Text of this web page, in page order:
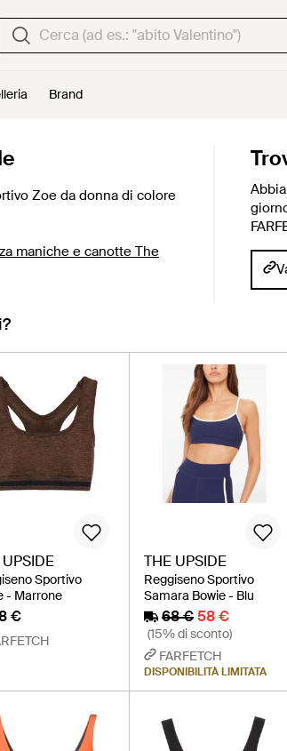
Brand
Zoe da donna di colore
maniche e canotte The
Sportivo
- Marrone
€
THE UPSIDE
Reggiseno Sportivo
Samara Bowie - Blu
68 € 58 €
(15% di sconto)
FARFETCH
DISPONIBILITÀ LIMITATA